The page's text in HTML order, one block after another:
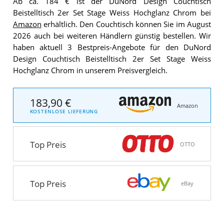
Beistelltisch 2er Set Stage Weiss Hochglanz Chrom bei
Amazon erhältlich. Den Couchtisch können Sie im August
2026 auch bei weiteren Händlern günstig bestellen. Wir
haben aktuell 3 Bestpreis-Angebote für den DuNord
Design Couchtisch Beistelltisch 2er Set Stage Weiss
Hochglanz Chrom in unserem Preisvergleich.
183,90 €
KOSTENLOSE LIEFERUNG
Amazon
Top Preis OTTO
Top Preis eBay